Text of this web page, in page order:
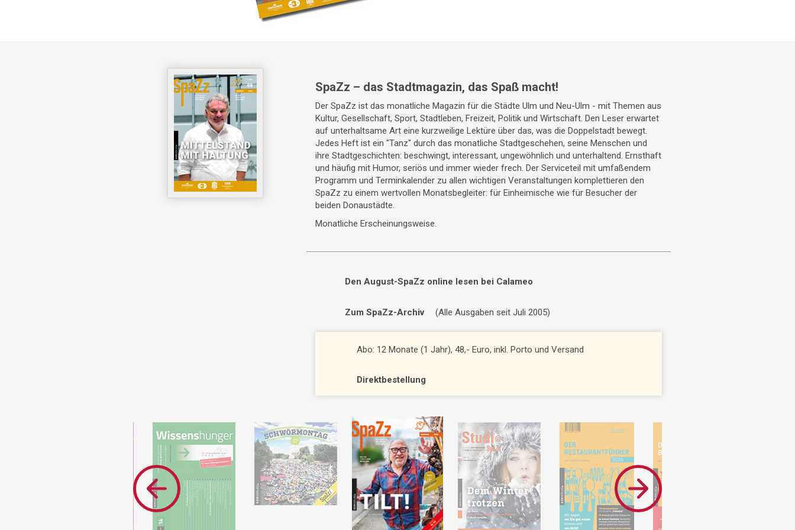
SpaZz – das Stadtmagazin, das Spaß macht!
Der SpaZz ist das monatliche Magazin für die Städte Ulm und Neu-Ulm - mit Themen aus
Kultur, Gesellschaft, Sport, Stadtleben, Freizeit, Politik und Wirtschaft. Den Leser erwartet
auf unterhaltsame Art eine kurzweilige Lektüre über das, was die Doppelstadt bewegt.
Jedes Heft ist ein "Tanz" durch das monatliche Stadtgeschehen, seine Menschen und
ihre Stadtgeschichten: beschwingt, interessant, ungewöhnlich und unterhaltend. Ernsthaft
und häufig mit Humor, seriös und immer wieder frech. Der Serviceteil mit umfaßendem
Programm und Terminkalender zu allen wichtigen Veranstaltungen komplettieren den
SpaZz zu einem wertvollen Monatsbegleiter: für Einheimische wie für Besucher der
beiden Donaustädte.
Monatliche Erscheinungsweise.
Den August-SpaZz online lesen bei Calameo
Zum SpaZz-Archiv (Alle Ausgaben seit Juli 2005)
Abo: 12 Monate (1 Jahr), 48,- Euro, inkl. Porto und Versand
Direktbestellung